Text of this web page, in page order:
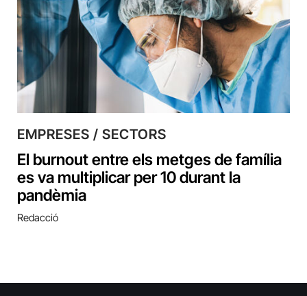
EMPRESES / SECTORS
El burnout entre els metges de família
es va multiplicar per 10 durant la
pandèmia
Redacció